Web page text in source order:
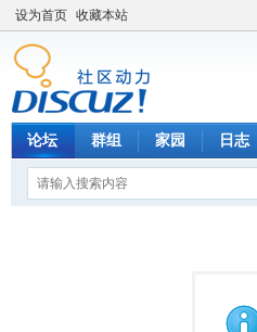
设为首页 收藏本站
论坛 群组 家园 日志